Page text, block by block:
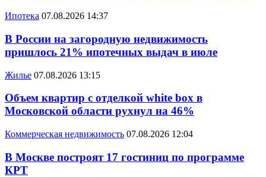
Ипотека 07.08.2026 14:37
В России на загородную недвижимость
пришлось 21% ипотечных выдач в июле
Жилье 07.08.2026 13:15
Объем квартир с отделкой white box в
Московской области рухнул на 46%
Коммерческая недвижимость 07.08.2026 12:04
В Москве построят 17 гостиниц по программе
КРТ